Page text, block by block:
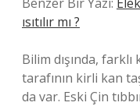
ısıtılır mı ?
Bilim dışında,
tarafının kirli kan
da var. Eski Çin